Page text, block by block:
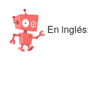
En inglés: